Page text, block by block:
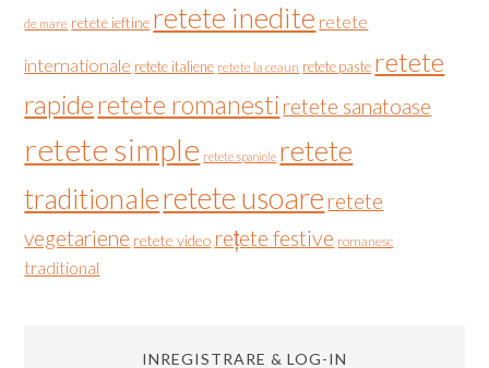
de mare retete ieftine retete inedite retete
internationale retete italiene retete la ceaun retete paste retete
rapideretete romanesti retete sanatoase
retete simple retete spaniole retete
traditionaleretete usoare retete
vegetariene retete video rețete festive romanesc
traditional
INREGISTRARE & LOG-IN